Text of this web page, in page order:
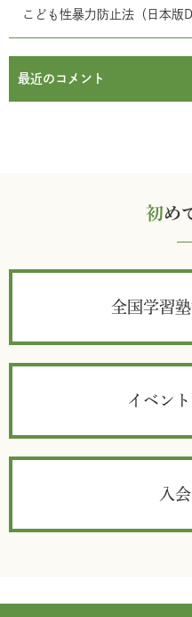
こども性暴力防止法（日本版
最近のコメント
初め
全国学習
イベン
入